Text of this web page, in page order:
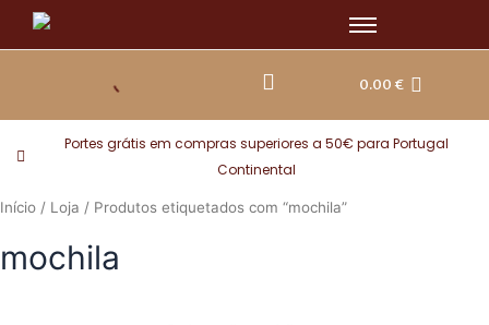
0.00€
Portes grátis em compras superiores a 50€ para Portugal
Continental
Início / Loja / Produtos etiquetados com “mochila”
mochila